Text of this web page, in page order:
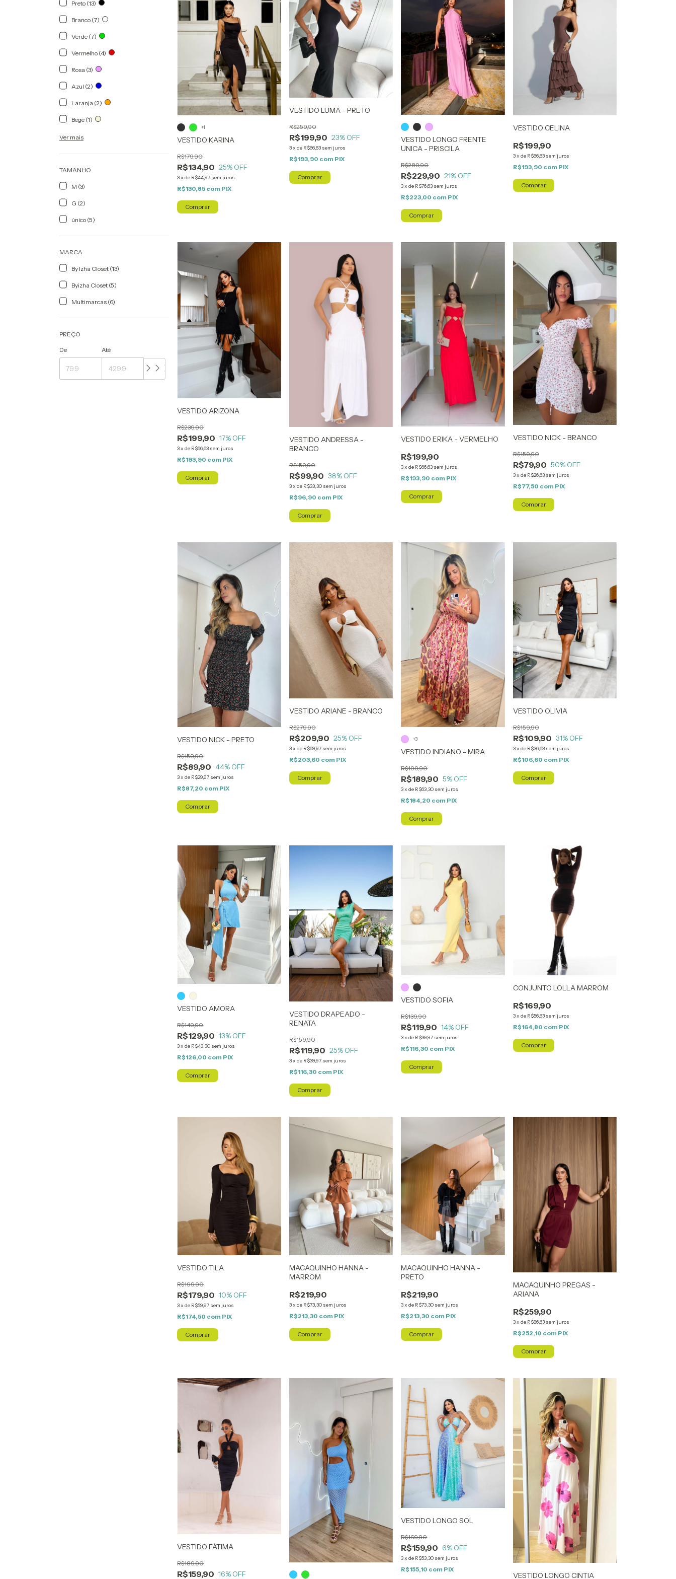
Preto (13)
Branco (7)
Verde (7)
Vermelho (4)
Rosa (3)
Azul (2)
Laranja (2)
Bege (1)
Ver mais
TAMANHO
M (3)
G (2)
único (5)
MARCA
By Izha Closet (13)
Byizha Closet (5)
Multimarcas (6)
PREÇO
De Até
VESTIDO KARINA
R$134,90
R$179,90
25% OFF
3xde R$44,97 sem juros
R$130,85 com PIX
+1
Comprar
VESTIDO LUMA - PRETO
R$199,90
R$259,90
23% OFF
3x de R$66,63 sem juros
R$193,90 com PIX
Comprar
VESTIDO LONGO FRENTE
UNICA - PRISCILA
R$229,90
R$289,90
21% OFF
3xde R$76,63 sem juros
R$223,00 com PIX
Comprar
VESTIDO CELINA
R$199,90
3x de R$66,63 sem juros
R$193,90 com PIX
Comprar
VESTIDO ARIZONA
R$199,90
R$239,90
17% OFF
3xde R$66,63 sem juros
R$193,90 com PIX
Comprar
VESTIDO ANDRESSA -
BRANCO
R$99,90
R$159,90
38% OFF
3x de R$33,30 sem juros
R$96,90 com PIX
Comprar
VESTIDO ERIKA - VERMELHO
R$199,90
3xde R$66,63 sem juros
R$193,90 com PIX
Comprar
VESTIDO NICK - BRANCO
R$79,90
R$159,90
50% OFF
3x de R$26,63 sem juros
R$77,50 com PIX
Comprar
VESTIDO NICK - PRETO
R$89,90
R$159,90
44% OFF
3xde R$29,97 sem juros
R$87,20 com PIX
Comprar
VESTIDO ARIANE - BRANCO
R$209,90
R$279,90
25% OFF
3x de R$69,97 sem juros
R$203,60 com PIX
Comprar
VESTIDO INDIANO - MIRA
R$189,90
R$199,90
5% OFF
3xde R$63,30 sem juros
R$184,20 com PIX
+3
Comprar
VESTIDO OLIVIA
R$109,90
R$159,90
31% OFF
3x de R$36,63 sem juros
R$106,60 com PIX
Comprar
VESTIDO AMORA
R$129,90
R$149,90
13% OFF
3xde R$43,30 sem juros
R$126,00 com PIX
Comprar
VESTIDO DRAPEADO -
RENATA
R$119,90
R$159,90
25% OFF
3x de R$39,97 sem juros
R$116,30 com PIX
Comprar
VESTIDO SOFIA
R$119,90
R$139,90
14% OFF
3xde R$39,97 sem juros
R$116,30 com PIX
Comprar
CONJUNTO LOLLA MARROM
R$169,90
3x de R$56,63 sem juros
R$164,80 com PIX
Comprar
VESTIDO TILA
R$179,90
R$199,90
10% OFF
3xde R$59,97 sem juros
R$174,50 com PIX
Comprar
MACAQUINHO HANNA -
MARROM
R$219,90
3x de R$73,30 sem juros
R$213,30 com PIX
Comprar
MACAQUINHO HANNA -
PRETO
R$219,90
3xde R$73,30 sem juros
R$213,30 com PIX
Comprar
MACAQUINHO PREGAS -
ARIANA
R$259,90
3x de R$86,63 sem juros
R$252,10 com PIX
Comprar
VESTIDO FÁTIMA
R$159,90
R$189,90
16% OFF
VESTIDO LONGO SOL
R$159,90
R$169,90
6% OFF
3xde R$53,30 sem juros
R$155,10 com PIX
VESTIDO LONGO CINTIA